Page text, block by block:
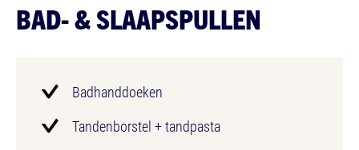
BAD- & SLAAPSPULLEN
Badhanddoeken
Tandenborstel + tandpasta